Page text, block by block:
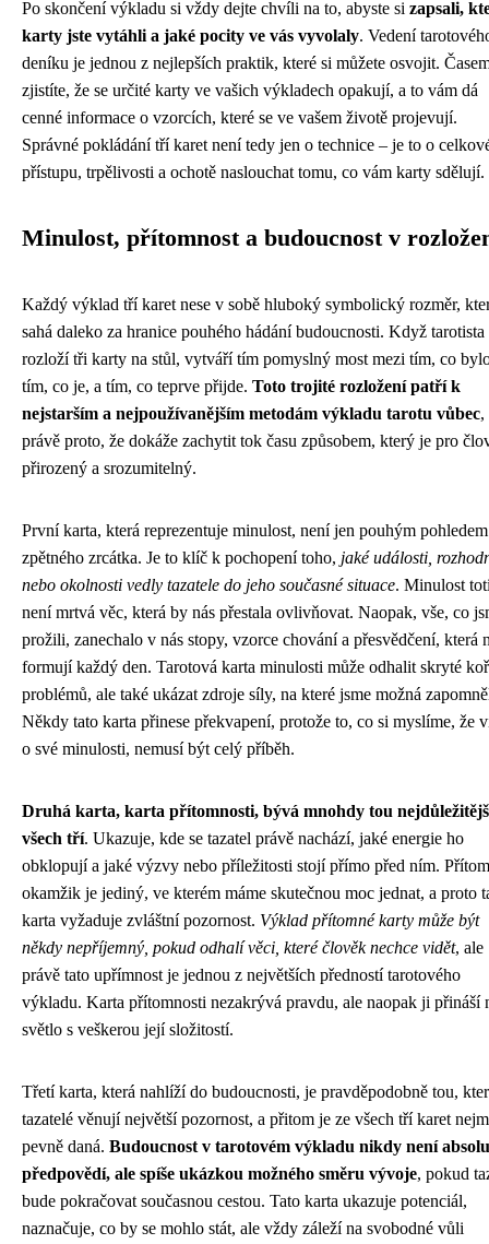
Po skončení výkladu si vždy dejte chvíli na to, abyste si zapsali,
karty jste vytáhli a jaké pocity ve vás vyvolaly. Vedení
deníku je jednou z nejlepších praktik, které si můžete osvojit.
zjistíte, že se určité karty ve vašich výkladech opakují, a to vám dá
cenné informace o vzorcích, které se ve vašem životě projevují.
Správné pokládání tří karet není tedy jen o technice – je to o
přístupu, trpělivosti a ochotě naslouchat tomu, co vám karty sdělují.
Minulost, přítomnost a budoucnost v
Každý výklad tří karet nese v sobě hluboký symbolický rozměr,
sahá daleko za hranice pouhého hádání budoucnosti. Když tarotista
rozloží tři karty na stůl, vytváří tím pomyslný most mezi tím, co
tím, co je, a tím, co teprve přijde. Toto trojité rozložení patří k
nejstarším a nejpoužívanějším metodám výkladu tarotu vůbec,
právě proto, že dokáže zachytit tok času způsobem, který je pro
přirozený a srozumitelný.
První karta, která reprezentuje minulost, není jen pouhým
zpětného zrcátka. Je to klíč k pochopení toho, jaké události,
nebo okolnosti vedly tazatele do jeho současné situace. Minulost
není mrtvá věc, která by nás přestala ovlivňovat. Naopak, vše, co
prožili, zanechalo v nás stopy, vzorce chování a přesvědčení, která
formují každý den. Tarotová karta minulosti může odhalit skryté
problémů, ale také ukázat zdroje síly, na které jsme možná
Někdy tato karta přinese překvapení, protože to, co si myslíme, že
o své minulosti, nemusí být celý příběh.
Druhá karta, karta přítomnosti, bývá mnohdy tou
všech tří. Ukazuje, kde se tazatel právě nachází, jaké energie ho
obklopují a jaké výzvy nebo příležitosti stojí přímo před ním.
okamžik je jediný, ve kterém máme skutečnou moc jednat, a proto
karta vyžaduje zvláštní pozornost. Výklad přítomné karty může být
někdy nepříjemný, pokud odhalí věci, které člověk nechce vidět, ale
právě tato upřímnost je jednou z největších předností tarotového
výkladu. Karta přítomnosti nezakrývá pravdu, ale naopak ji přináší
světlo s veškerou její složitostí.
Třetí karta, která nahlíží do budoucnosti, je pravděpodobně tou,
tazatelé věnují největší pozornost, a přitom je ze všech tří karet
pevně daná. Budoucnost v tarotovém výkladu nikdy není
předpovědí, ale spíše ukázkou možného směru vývoje, pokud
bude pokračovat současnou cestou. Tato karta ukazuje potenciál,
naznačuje, co by se mohlo stát, ale vždy záleží na svobodné vůli